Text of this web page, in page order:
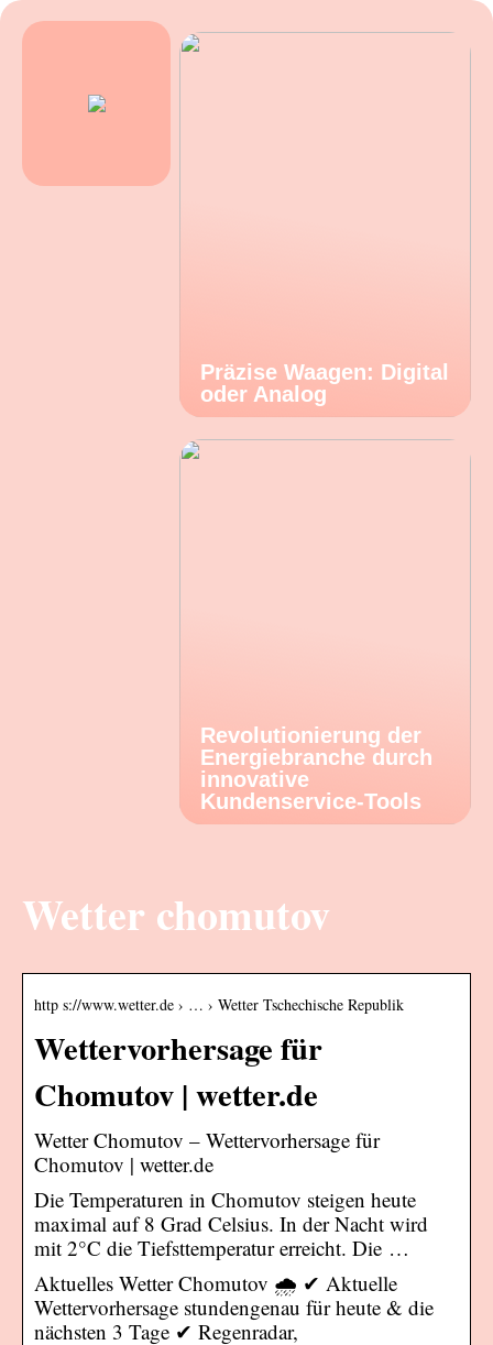
Präzise Waagen: Digital
oder Analog
Revolutionierung der
Energiebranche durch
innovative
Kundenservice-Tools
Wetter chomutov
http s://www.wetter.de › … › Wetter Tschechische Republik
Wettervorhersage für
Chomutov | wetter.de
Wetter Chomutov – Wettervorhersage für
Chomutov | wetter.de
Die Temperaturen in Chomutov steigen heute
maximal auf 8 Grad Celsius. In der Nacht wird
mit 2°C die Tiefsttemperatur erreicht. Die …
Aktuelles Wetter Chomutov 🌧️ ✔ Aktuelle
Wettervorhersage stundengenau für heute & die
nächsten 3 Tage ✔ Regenradar,